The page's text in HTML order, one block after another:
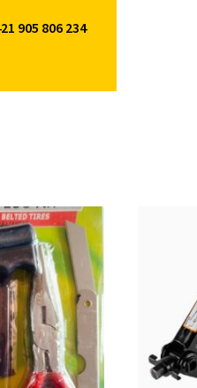
905 806 234